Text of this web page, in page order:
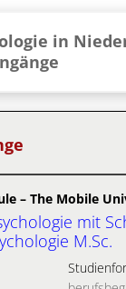
in
– The Mobile
mit
M.Sc.